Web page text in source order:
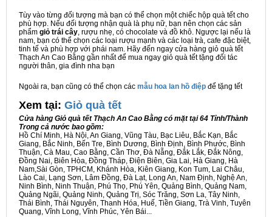
Tùy vào từng đối tượng mà bạn có thể chọn một chiếc hộp quà tết cho
phù hợp. Nếu đối tượng nhận quà là phụ nữ, bạn nên chọn các sản
phẩm giỏ trái cây, rượu nhẹ, có chocolate và đồ khô. Ngược lại nếu là
nam, bạn có thể chọn các loại rượu mạnh và các loại trà, cafe đặc biệt,
tinh tế và phù hợp với phái nam. Hãy đến ngay cửa hàng giỏ quà tết
Thạch An Cao Bằng gần nhất để mua ngay giỏ quà tết tặng đối tác
người thân, gia đình nha bạn
Ngoài ra, bạn cũng có thể chọn các mẫu hoa lan hồ điệp để tặng tết
Xem tại: Giỏ quà tết
Cửa hàng Giỏ quà tết Thạch An Cao Bằng có mặt tại 64 Tỉnh/Thành
Trong cả nước bao gồm:
Hồ Chí Minh, Hà Nội, An Giang, Vũng Tàu, Bạc Liêu, Bắc Kạn, Bắc
Giang, Bắc Ninh, Bến Tre, Bình Dương, Bình Định, Bình Phước, Bình
Thuận, Cà Mau, Cao Bằng, Cần Thơ, Đà Nẵng, Đắk Lắk, Đắk Nông,
Đồng Nai, Biên Hòa, Đồng Tháp, Điện Biên, Gia Lai, Hà Giang, Hà
Nam,Sài Gòn, TPHCM, Khánh Hòa, Kiên Giang, Kon Tum, Lai Châu,
Lào Cai, Lạng Sơn, Lâm Đồng, Đà Lạt, Long An, Nam Định, Nghệ An,
Ninh Bình, Ninh Thuận, Phú Thọ, Phú Yên, Quảng Bình, Quảng Nam,
Quảng Ngãi, Quảng Ninh, Quảng Trị, Sóc Trăng, Sơn La, Tây Ninh,
Thái Bình, Thái Nguyên, Thanh Hóa, Huế, Tiền Giang, Trà Vinh, Tuyên
Quang, Vĩnh Long, Vĩnh Phúc, Yên Bái...